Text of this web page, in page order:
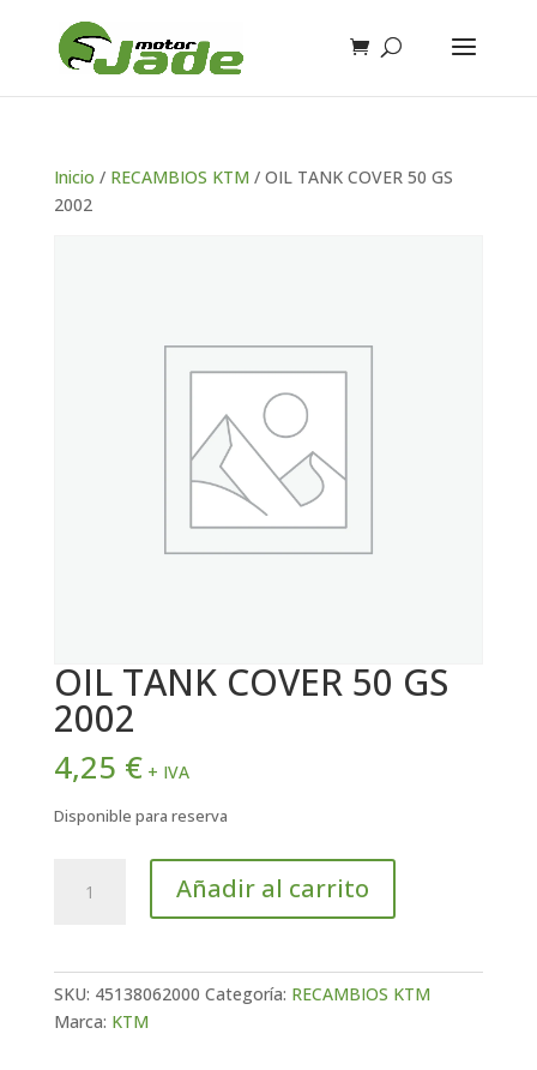
Inicio / RECAMBIOS KTM / OIL TANK COVER 50 GS
2002
OIL TANK COVER 50 GS
2002
4,25 € + IVA
Disponible para reserva
TANK
Añadir al carrito
SKU: 45138062000 Categoría: RECAMBIOS KTM
Marca: KTM